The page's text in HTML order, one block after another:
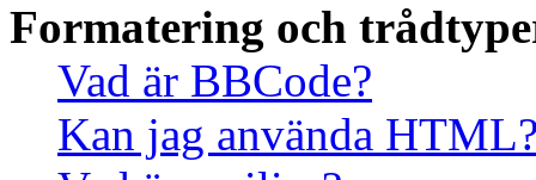
Formatering och
Vad är BBCode?
Kan jag använda